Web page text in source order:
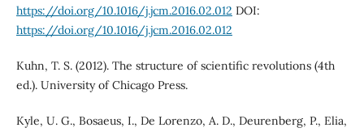
https://doi.org/10.1016/j.jcm.2016.02.012 DOI:
https://doi.org/10.1016/j.jcm.2016.02.012
Kuhn, T. S. (2012). The structure of scientific revolutions (4th
ed.). University of Chicago Press.
Kyle, U. G., Bosaeus, I., De Lorenzo, A. D., Deurenberg, P., Elia,